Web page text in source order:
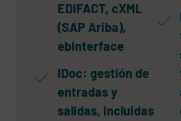
EDIFACT, cXML
(SAP Ariba),
ebInterface
IDoc: gestión de
entradas y
salidas, incluidas